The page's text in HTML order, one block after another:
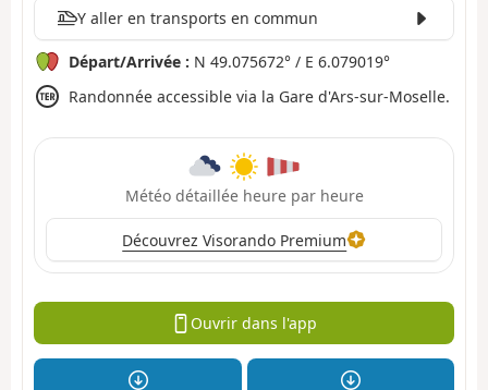
Y aller en transports en commun
Départ/Arrivée : N 49.075672° / E 6.079019°
Randonnée accessible via la Gare d'Ars-sur-Moselle.
Météo détaillée heure par heure
Découvrez Visorando Premium
Ouvrir dans l'app